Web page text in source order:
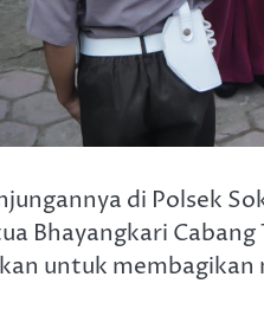
di Polsek
Bhayangkari
untuk membagikan